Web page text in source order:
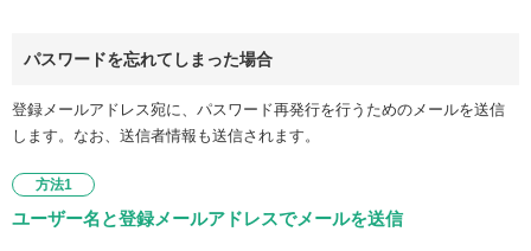
パスワードを忘れてしまった場合
登録メールアドレス宛に、パスワード再発行を行うためのメールを送信
します。なお、送信者情報も送信されます。
方法1
ユーザー名と登録メールアドレスでメールを送信